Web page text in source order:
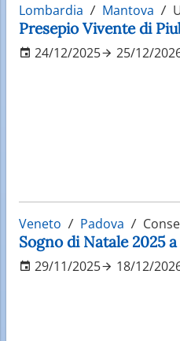
Lombardia Mantova
Presepio Vivente di
24/12/2025 25/12/
Veneto Padova
Sogno di Natale 2025
29/11/2025 18/12/